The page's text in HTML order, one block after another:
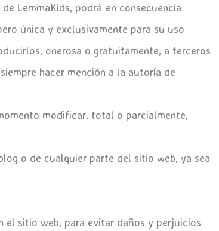
LemmaKids, podrá en consecuencia
única y exclusivamente para su uso
onerosa o gratuitamente, a terceros
hacer mención a la autoría de
modificar, total o parcialmente,
o de cualquier parte del sitio web, ya sea
el sitio web, para evitar daños y perjuicios